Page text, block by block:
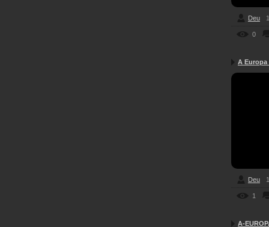
Deu
0
A Europa
Deu
1
A-